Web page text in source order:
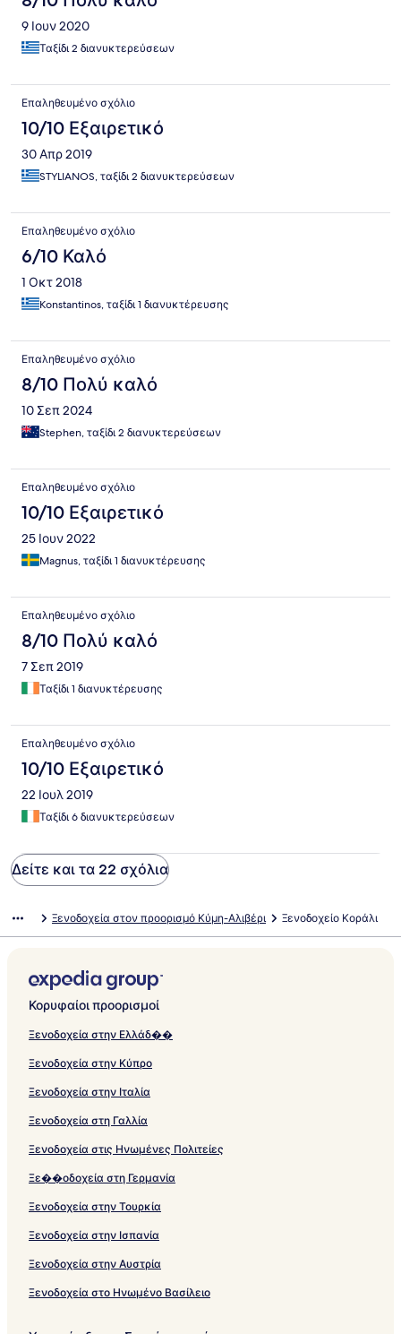
9 Ιουν 2020
Ταξίδι 2 διανυκτερεύσεων
Επαληθευμένο σχόλιο
10/10 Εξαιρετικό
30 Απρ 2019
STYLIANOS, ταξίδι 2 διανυκτερεύσεων
Επαληθευμένο σχόλιο
6/10 Καλό
1 Οκτ 2018
Konstantinos, ταξίδι 1 διανυκτέρευσης
Επαληθευμένο σχόλιο
8/10 Πολύ καλό
10 Σεπ 2024
Stephen, ταξίδι 2 διανυκτερεύσεων
Επαληθευμένο σχόλιο
10/10 Εξαιρετικό
25 Ιουν 2022
Magnus, ταξίδι 1 διανυκτέρευσης
Επαληθευμένο σχόλιο
8/10 Πολύ καλό
7 Σεπ 2019
Ταξίδι 1 διανυκτέρευσης
Επαληθευμένο σχόλιο
10/10 Εξαιρετικό
22 Ιουλ 2019
Ταξίδι 6 διανυκτερεύσεων
Δείτε και τα 22 σχόλια
Ξενοδοχεία στον προορισμό Κύμη-Αλιβέρι Ξενοδοχείο Κοράλι
Κορυφαίοι προορισμοί
Ξενοδοχεία στην Ελλάδ��
Ξενοδοχεία στην Κύπρο
Ξενοδοχεία στην Ιταλία
Ξενοδοχεία στη Γαλλία
Ξενοδοχεία στις Ηνωμένες Πολιτείες
Ξε��οδοχεία στη Γερμανία
Ξενοδοχεία στην Τουρκία
Ξενοδοχεία στην Ισπανία
Ξενοδοχεία στην Αυστρία
Ξενοδοχεία στο Ηνωμένο Βασίλειο